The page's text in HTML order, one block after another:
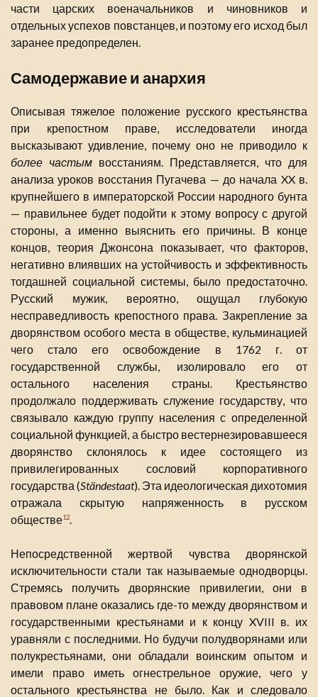
части царских военачальников и чиновников и
отдельных успехов повстанцев, и поэтому его исход был
заранее предопределен.
Самодержавие и анархия
Описывая тяжелое положение русского крестьянства
при крепостном праве, исследователи иногда
высказывают удивление, почему оно не приводило к
более частым восстаниям. Представляется, что для
анализа уроков восстания Пугачева — до начала XX в.
крупнейшего в императорской России народного бунта
— правильнее будет подойти к этому вопросу с другой
стороны, а именно выяснить его причины. В конце
концов, теория Джонсона показывает, что факторов,
негативно влиявших на устойчивость и эффективность
тогдашней социальной системы, было предостаточно.
Русский мужик, вероятно, ощущал глубокую
несправедливость крепостного права. Закрепление за
дворянством особого места в обществе, кульминацией
чего стало его освобождение в 1762 г. от
государственной службы, изолировало его от
остального населения страны. Крестьянство
продолжало поддерживать служение государству, что
связывало каждую группу населения с определенной
социальной функцией, а быстро вестернезировавшееся
дворянство склонялось к идее состоящего из
привилегированных сословий корпоративного
государства (Ständestaat). Эта идеологическая дихотомия
отражала скрытую напряженность в русском
обществе12.
Непосредственной жертвой чувства дворянской
исключительности стали так называемые однодворцы.
Стремясь получить дворянские привилегии, они в
правовом плане оказались где-то между дворянством и
государственными крестьянами и к концу XVIII в. их
уравняли с последними. Но будучи полудворянами или
полукрестьянами, они обладали воинским опытом и
имели право иметь огнестрельное оружие, чего у
остального крестьянства не было. Как и следовало